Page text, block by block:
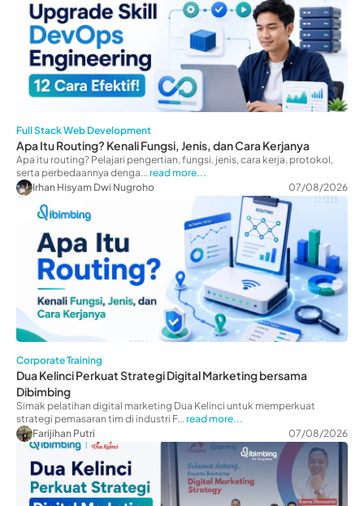
Full Stack Web Development
Apa Itu Routing? Kenali Fungsi, Jenis, dan Cara Kerjanya
Apa itu routing? Pelajari pengertian, fungsi, jenis, cara kerja, protokol,
serta perbedaannya denga...read more...
Irhan Hisyam Dwi Nugroho
07/08/2026
Corporate Training
Dua Kelinci Perkuat Strategi Digital Marketing bersama
Dibimbing
Simak pelatihan digital marketing Dua Kelinci untuk memperkuat
strategi pemasaran tim di industri F...read more...
Farijihan Putri
07/08/2026